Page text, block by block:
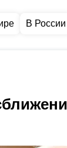
В России